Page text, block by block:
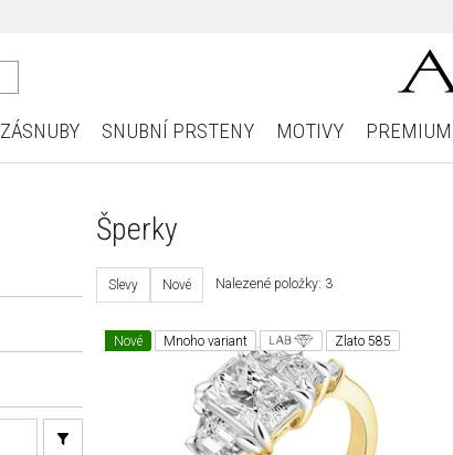
ZÁSNUBY SNUBNÍ PRSTENY MOTIVY PREMIUM
Šperky
Slevy Nové Nalezené položky: 3
Nové Mnoho variant Zlato 585